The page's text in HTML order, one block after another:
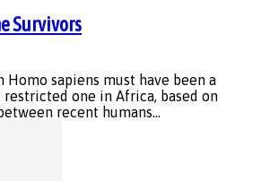
Survivors
sapiens must have been a
one in Africa, based on
recent humans...